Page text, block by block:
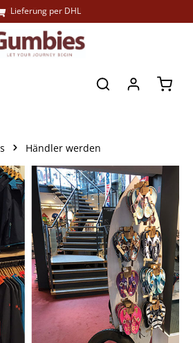
Große Farbauswahl
Lieferung per DHL
Händler werden